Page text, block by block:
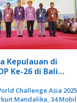
Kepulauan di
Ke-26 di Bali
Budaya
Challenge Asia 2025
Mandalika, 34 Mobil